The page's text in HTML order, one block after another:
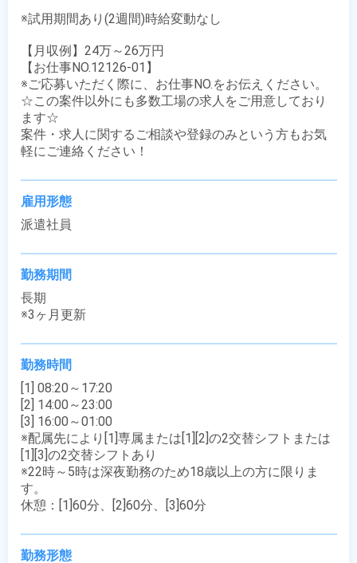
※試用期間あり(2週間)時給変動なし
【月収例】24万～26万円
【お仕事NO.12126-01】
※ご応募いただく際に、お仕事NO.をお伝えください。
☆この案件以外にも多数工場の求人をご用意しており
ます☆
案件・求人に関するご相談や登録のみという方もお気
軽にご連絡ください！
雇用形態
派遣社員
勤務期間
長期
※3ヶ月更新
勤務時間
[1] 08:20～17:20
[2] 14:00～23:00
[3] 16:00～01:00
※配属先により[1]専属または[1][2]の2交替シフトまたは
[1][3]の2交替シフトあり
※22時～5時は深夜勤務のため18歳以上の方に限りま
す。
休憩：[1]60分、[2]60分、[3]60分
勤務形態